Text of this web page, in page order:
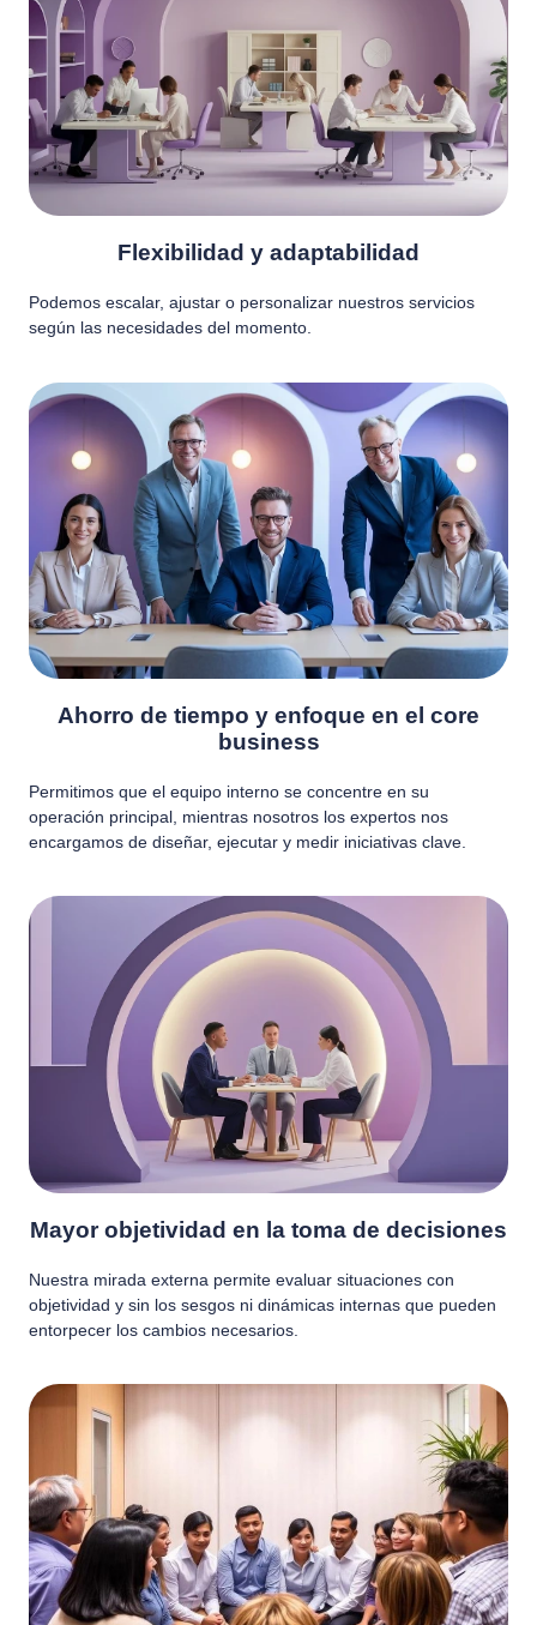
Flexibilidad y adaptabilidad
Podemos escalar, ajustar o personalizar nuestros servicios
según las necesidades del momento.
Ahorro de tiempo y enfoque en el core
business
Permitimos que el equipo interno se concentre en su
operación principal, mientras nosotros los expertos nos
encargamos de diseñar, ejecutar y medir iniciativas clave.
Mayor objetividad en la toma de decisiones
Nuestra mirada externa permite evaluar situaciones con
objetividad y sin los sesgos ni dinámicas internas que pueden
entorpecer los cambios necesarios.